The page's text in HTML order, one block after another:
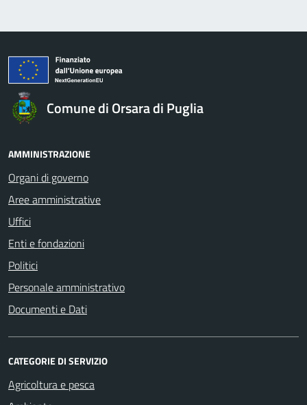
Comune di Orsara di Puglia
AMMINISTRAZIONE
Organi di governo
Aree amministrative
Uffici
Enti e fondazioni
Politici
Personale amministrativo
Documenti e Dati
CATEGORIE DI SERVIZIO
Agricoltura e pesca